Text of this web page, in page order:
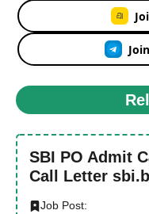
SBI PO Admit
Call Letter
Job Post: